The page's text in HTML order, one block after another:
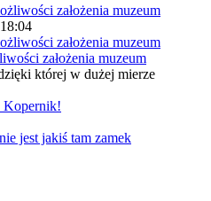
założenia muzeum
której w dużej mierze
Kopernik!
jest jakiś tam zamek